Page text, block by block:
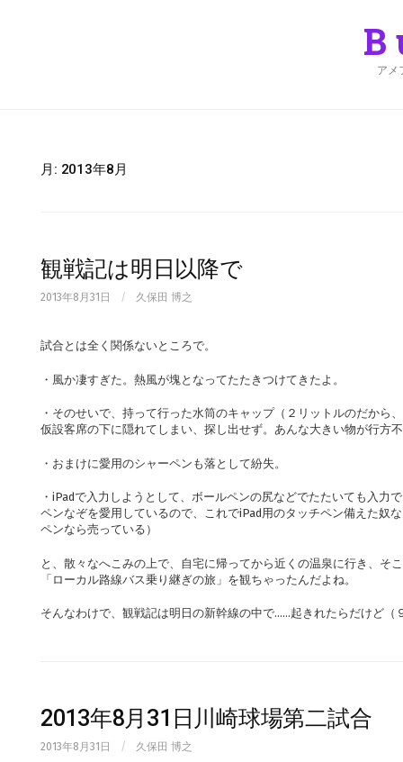
アメ
月: 2013年8月
観戦記は明日以降で
2013年8月31日 / 久保田 博之
試合とは全く関係ないところで。
・風か凄すぎた。熱風が塊となってたたきつけてきたよ。
・そのせいで、持って行った水筒のキャップ（２リットルのだから
仮設客席の下に隠れてしまい、探し出せず。あんな大きい物が行方
・おまけに愛用のシャーペンも落として紛失。
・iPadで入力しようとして、ボールペンの尻などでたたいても入力
ペンなぞを愛用しているので、これでiPad用のタッチペン備えた奴
ペンなら売っている）
と、散々なへこみの上で、自宅に帰ってから近くの温泉に行き、そ
「ローカル路線バス乗り継ぎの旅」を観ちゃったんだよね。
そんなわけで、観戦記は明日の新幹線の中で……起きれたらだけど（
2013年8月31日川崎球場第二試合
2013年8月31日 / 久保田 博之